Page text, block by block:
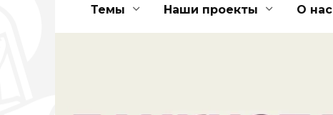
Темы Наши проекты О нас